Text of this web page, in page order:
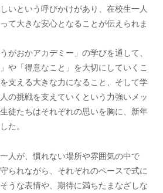
いという呼びかけがあり、在校生一人
て大きな安心となることが伝えられま
がおかアカデミー」の学びを通して、
や「得意なこと」を大切にしていくこ
支える大きな力になること、そして学
の挑戦を支えていくという力強いメッ
徒たちはそれぞれの思いを胸に、新年
た。
人が、慣れない場所や雰囲気の中で
られながら、それぞれのペースで式に
うな表情や、期待に満ちたまなざしな